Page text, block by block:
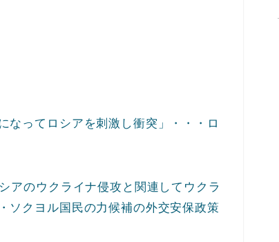
なってロシアを刺激し衝突」・・・ロ
アのウクライナ侵攻と関連してウクラ
ソクヨル国民の力候補の外交安保政策